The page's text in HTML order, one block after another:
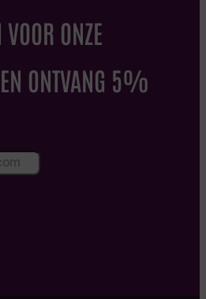
ONZE
ONTVANG 5%